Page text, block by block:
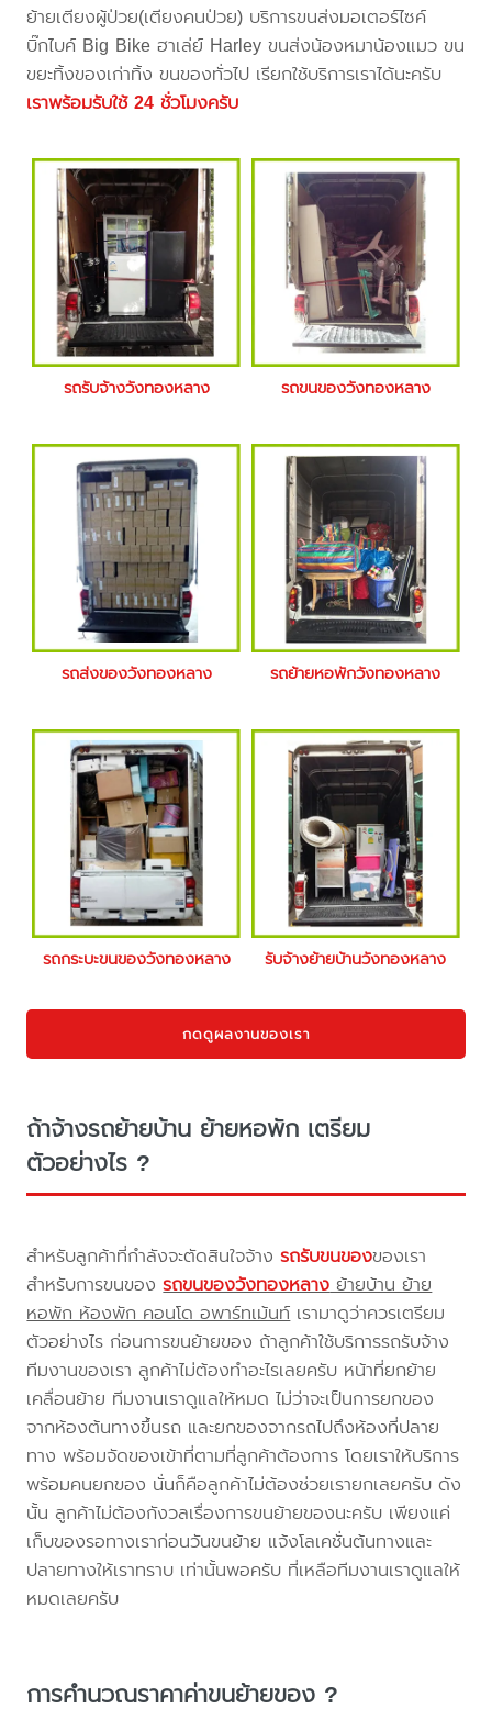
ย้ายเตียงผู้ป่วย(เตียงคนป่วย) บริการขนส่งมอเตอร์ไซค์
บิ๊กไบค์ Big Bike ฮาเล่ย์ Harley ขนส่งน้องหมาน้องแมว ขน
ขยะทิ้งของเก่าทิ้ง ขนของทั่วไป เรียกใช้บริการเราได้นะครับ
เราพร้อมรับใช้ 24 ชั่วโมงครับ
รถรับจ้างวังทองหลาง รถขนของวังทองหลาง
รถส่งของวังทองหลาง รถย้ายหอพักวังทองหลาง
รถกระบะขนของวังทองหลาง รับจ้างย้ายบ้านวังทองหลาง
กดดูผลงานของเรา
ถ้าจ้างรถย้ายบ้าน ย้ายหอพัก เตรียม
ตัวอย่างไร ?
สำหรับลูกค้าที่กำลังจะตัดสินใจจ้างรถรับขนของของเรา
สำหรับการขนของรถขนของวังทองหลางย้ายบ้าน ย้าย
หอพัก ห้องพัก คอนโด อพาร์ทเม้นท์เรามาดูว่าควรเตรียม
ตัวอย่างไร ก่อนการขนย้ายของ ถ้าลูกค้าใช้บริการรถรับจ้าง
ทีมงานของเรา ลูกค้าไม่ต้องทำอะไรเลยครับ หน้าที่ยกย้าย
เคลื่อนย้าย ทีมงานเราดูแลให้หมด ไม่ว่าจะเป็นการยกของ
จากห้องต้นทางขึ้นรถ และยกของจากรถไปถึงห้องที่ปลาย
ทาง พร้อมจัดของเข้าที่ตามที่ลูกค้าต้องการ โดยเราให้บริการ
พร้อมคนยกของ นั่นก็คือลูกค้าไม่ต้องช่วยเรายกเลยครับ ดัง
นั้น ลูกค้าไม่ต้องกังวลเรื่องการขนย้ายของนะครับ เพียงแค่
เก็บของรอทางเราก่อนวันขนย้าย แจ้งโลเคชั่นต้นทางและ
ปลายทางให้เราทราบ เท่านั้นพอครับ ที่เหลือทีมงานเราดูแลให้
หมดเลยครับ
การคำนวณราคาค่าขนย้ายของ ?